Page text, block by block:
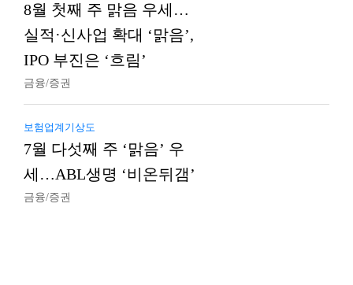
8월 첫째 주 맑음 우세…
실적·신사업 확대 ‘맑음’,
IPO 부진은 ‘흐림’
금융/증권
보험업계기상도
7월 다섯째 주 ‘맑음’ 우
세…ABL생명 ‘비온뒤갬’
금융/증권